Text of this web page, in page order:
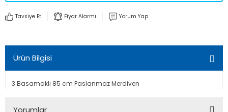
Tavsiye Et Fiyar Alarmı Yorum Yap
Ürün Bilgisi
3 Basamaklı 85 cm Paslanmaz Merdiven
Yorumlar